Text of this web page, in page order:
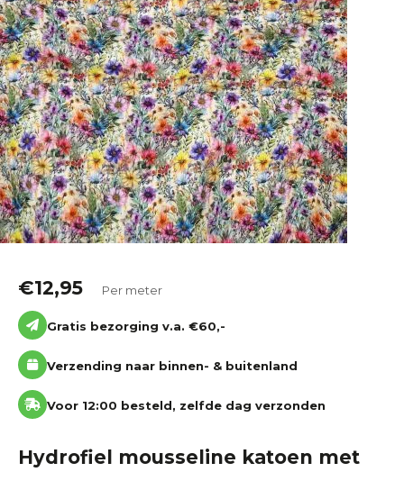
€12,95 Per meter
Gratis bezorging v.a. €60,-
Verzending naar binnen- & buitenland
Voor 12:00 besteld, zelfde dag verzonden
Hydrofiel mousseline katoen met